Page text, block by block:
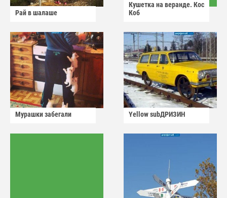
Рай в шалаше
Кушетка на веранде. Кос
Коб
Мурашки забегали Yellow subДРИЗИН